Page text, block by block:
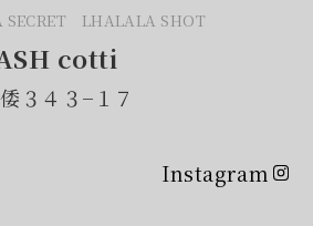
SECRET LHALALA SHOT
cotti
３４３−１７
Instagram